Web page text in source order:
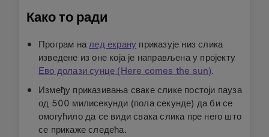
Како то ради
Програм налед екрану приказује низ слика
изведене из оне која је направљена у пројекту
Ево долази сунце (Here comes the sun).
Између приказивања сваке слике постоји пауза
од 500 милисекунди (пола секунде) да би се
омогућило да се види свака слика пре него што
се прикаже следећа.